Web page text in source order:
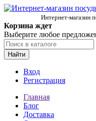
Интернет-магазин
Корзина ждет
Выберите любое
Найти
Вход
Регистрация
Главная
Блог
Доставка